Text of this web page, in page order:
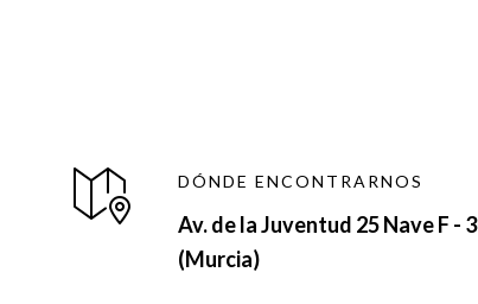
DÓNDE ENCONTRARNOS
Av. de la Juventud 25 Nave F -
(Murcia)